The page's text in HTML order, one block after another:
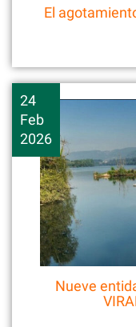
El
24
Feb
2026
Nueve